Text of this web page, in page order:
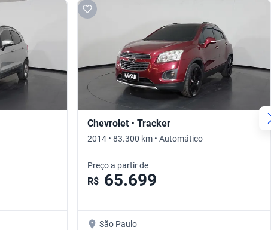
Chevrolet • Tracker
2014 • 83.300 km • Automático
Preço a partir de
R$ 65.699
São Paulo